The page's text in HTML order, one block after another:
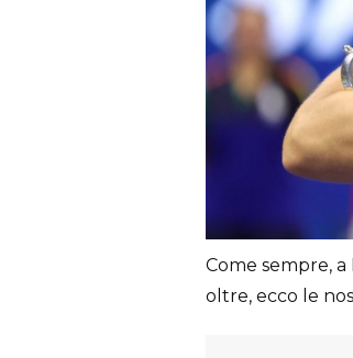
Come sempre,
oltre, ecco le